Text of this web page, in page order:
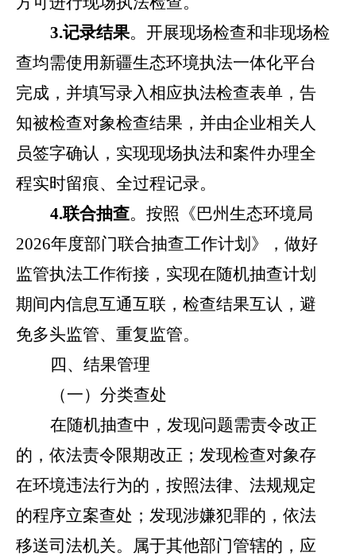
3.记录结果。开展现场检查和非现场检
查均需使用新疆生态环境执法一体化平台
完成，并填写录入相应执法检查表单，告
知被检查对象检查结果，并由企业相关人
员签字确认，实现现场执法和案件办理全
程实时留痕、全过程记录。
4.联合抽查。 按照《巴州生态环境局
2026年度部门联合抽查工作计划》，做好
监管执法工作衔接，实现在随机抽查计划
期间内信息互通互联，检查结果互认，避
免多头监管、重复监管。
四、结果管理
（一）分类查处
在随机抽查中，发现问题需责令改正
的，依法责令限期改正；发现检查对象存
在环境违法行为的，按照法律、法规规定
的程序立案查处；发现涉嫌犯罪的，依法
移送司法机关。属于其他部门管辖的，应